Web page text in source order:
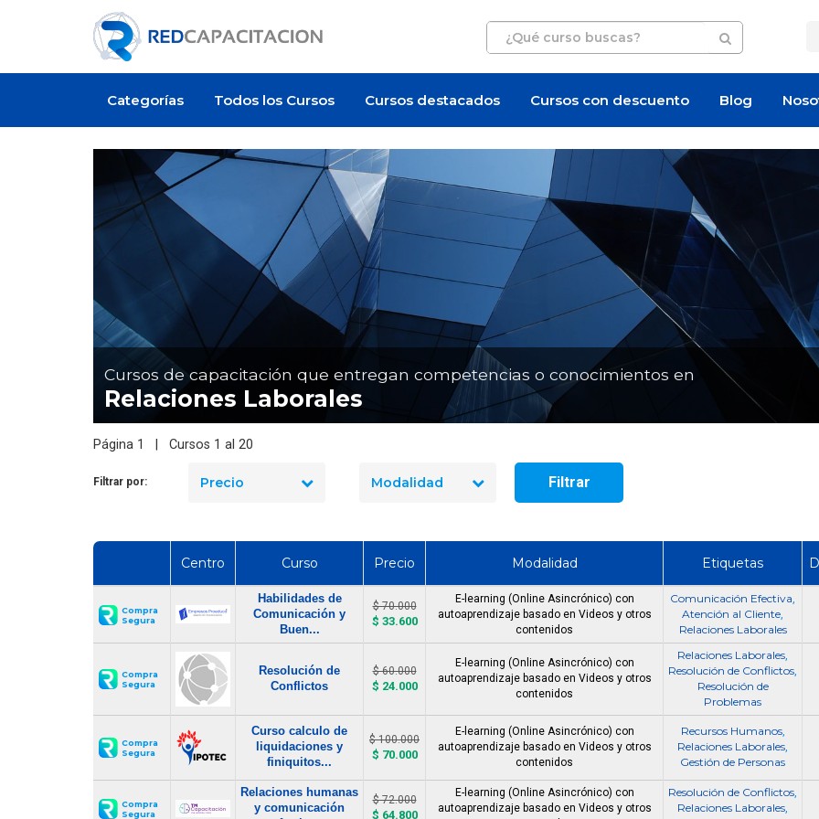
Categorías Todos los Cursos Cursos destacados Cursos con descuento Blog
Cursos de capacitación que entregan competencias o conocimientos en
Relaciones Laborales
Página 1 | Cursos 1 al 20
Filtrar por: Precio Modalidad Filtrar
Centro Curso Precio Modalidad Etiquetas
Compra
Segura
Habilidades de
Comunicación y
Buen...
$ 70.000
$ 33.600
E-learning (Online Asincrónico) con
autoaprendizaje basado en Videos y otros
contenidos
Comunicación Efectiva,
Atención al Cliente,
Relaciones Laborales
Compra
Segura
Resolución de
Conflictos
$ 60.000
$ 24.000
E-learning (Online Asincrónico) con
autoaprendizaje basado en Videos y otros
contenidos
Relaciones Laborales,
Resolución de Conflictos,
Resolución de
Problemas
Compra
Segura
Curso calculo de
liquidaciones y
finiquitos...
$ 100.000
$ 70.000
E-learning (Online Asincrónico) con
autoaprendizaje basado en Videos y otros
contenidos
Recursos Humanos,
Relaciones Laborales,
Gestión de Personas
Compra
Segura
Relaciones humanas
y comunicación
$ 72.000
$ 64.800
E-learning (Online Asincrónico) con
autoaprendizaje basado en Videos y otros
Resolución de Conflictos,
Relaciones Laborales,
Oferta Laboral, Jefe de
Remuneraciones sector
Construcción
Oferta de empleo Oferta de empleo